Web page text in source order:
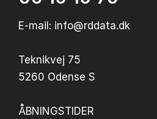
E-mail: info@rddata.dk
Teknikvej 75
5260 Odense S
ÅBNINGSTIDER